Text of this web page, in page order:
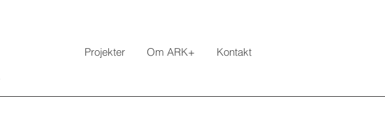
Projekter Om ARK+ Kontakt